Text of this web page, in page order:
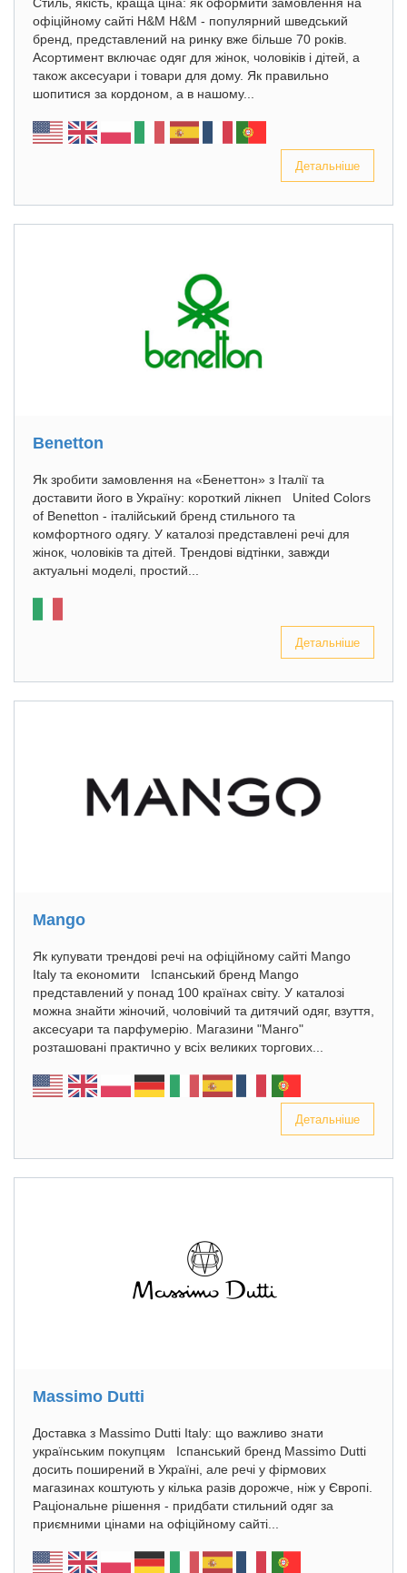
офіційному сайті H&M H&M - популярний шведський
бренд, представлений на ринку вже більше 70 років.
Асортимент включає одяг для жінок, чоловіків і дітей, а
також аксесуари і товари для дому. Як правильно
шопитися за кордоном, а в нашому...
Детальніше
Benetton
Як зробити замовлення на «Бенеттон» з Італії та
доставити його в Україну: короткий лікнеп United Colors
of Benetton - італійський бренд стильного та
комфортного одягу. У каталозі представлені речі для
жінок, чоловіків та дітей. Трендові відтінки, завжди
актуальні моделі, простий...
Детальніше
Mango
Як купувати трендові речі на офіційному сайті Mango
Italy та економити Іспанський бренд Mango
представлений у понад 100 країнах світу. У каталозі
можна знайти жіночий, чоловічий та дитячий одяг, взуття,
аксесуари та парфумерію. Магазини "Манго"
розташовані практично у всіх великих торгових...
Детальніше
Massimo Dutti
Доставка з Massimo Dutti Italy: що важливо знати
українським покупцям Іспанський бренд Massimo Dutti
досить поширений в Україні, але речі у фірмових
магазинах коштують у кілька разів дорожче, ніж у Європі.
Раціональне рішення - придбати стильний одяг за
приємними цінами на офіційному сайті...